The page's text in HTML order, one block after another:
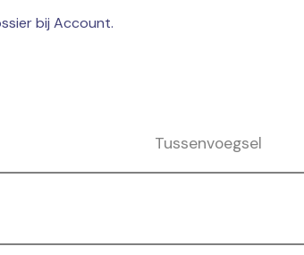
bij Account.
Tussenvoegsel